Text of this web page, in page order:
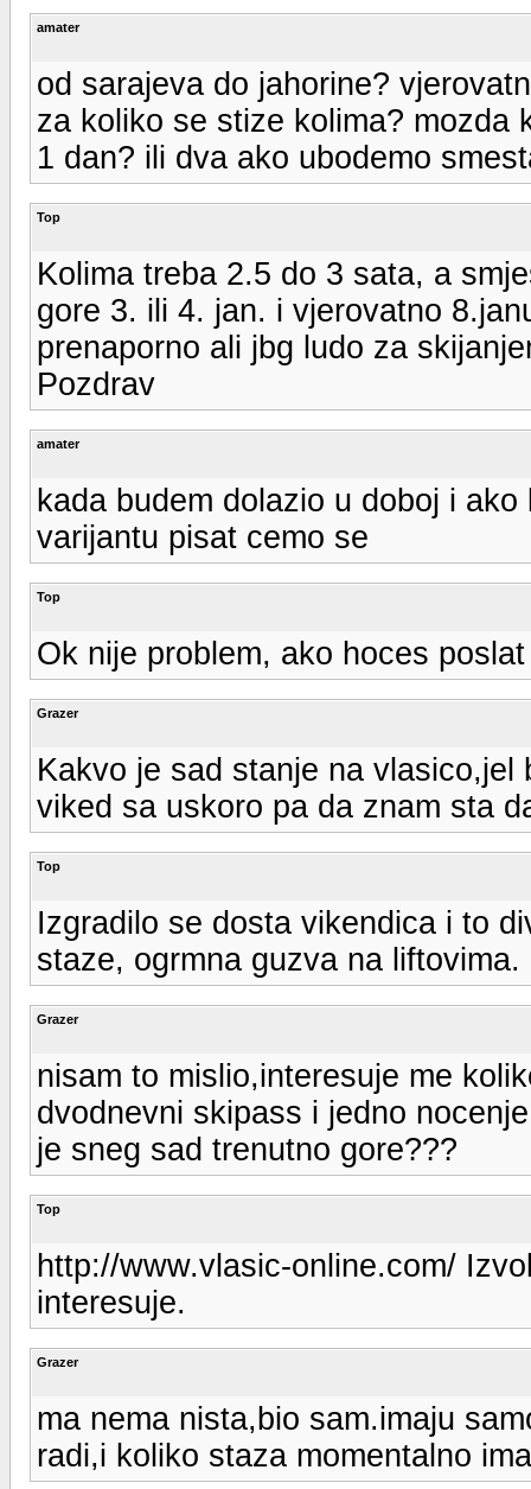
amater
od sarajeva do jahorine?
za koliko se stize kolima? mozda
1 dan? ili dva ako ubodemo
Top
Kolima treba 2.5 do 3 sata, a
gore 3. ili 4. jan. i vjerovatno
prenaporno ali jbg ludo za
Pozdrav
amater
kada budem dolazio u doboj i
varijantu pisat cemo se
Top
Ok nije problem, ako hoces
Grazer
Kakvo je sad stanje na
viked sa uskoro pa da znam sta
Top
Izgradilo se dosta vikendica i to
staze, ogrmna guzva na
Grazer
nisam to mislio,interesuje me
dvodnevni skipass i jedno
je sneg sad trenutno gore???
Top
http://www.vlasic-online.com/
interesuje.
Grazer
ma nema nista,bio sam.imaju
radi,i koliko staza momentalno